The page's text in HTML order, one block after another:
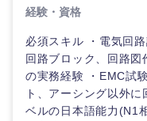
経験・資格
必須スキル ・電気回
回路ブロック、回路
の実務経験 ・EMC試
ト、アーシング以外
ベルの日本語能力(N1